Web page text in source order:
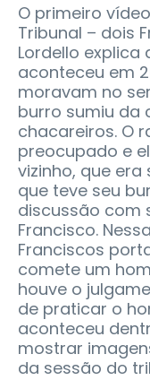
O primeiro
Tribunal – dois
Lordello explica
aconteceu em
moravam no
burro sumiu da
chacareiros. O
preocupado e
vizinho, que era
que teve seu
discussão com
Francisco.
Franciscos
comete um
houve o
de praticar o
aconteceu
mostrar
da sessão do